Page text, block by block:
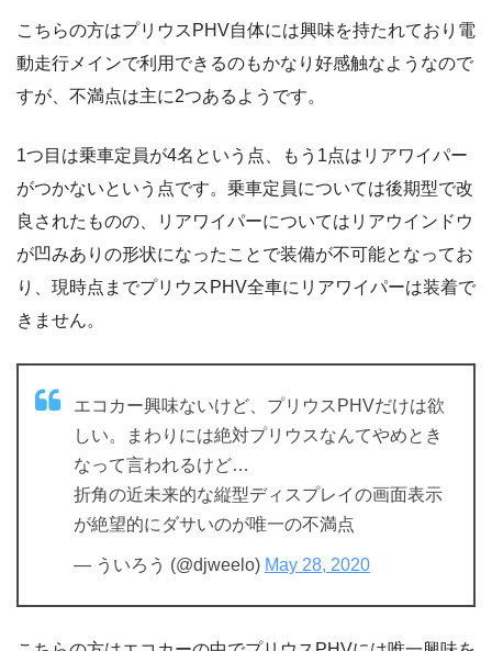
こちらの方はプリウスPHV自体には興味を持たれており電
動走行メインで利用できるのもかなり好感触なようなので
すが、不満点は主に2つあるようです。
1つ目は乗車定員が4名という点、もう1点はリアワイパー
がつかないという点です。乗車定員については後期型で改
良されたものの、リアワイパーについてはリアウインドウ
が凹みありの形状になったことで装備が不可能となってお
り、現時点までプリウスPHV全車にリアワイパーは装着で
きません。
エコカー興味ないけど、プリウスPHVだけは欲
しい。まわりには絶対プリウスなんてやめとき
なって言われるけど…
折角の近未来的な縦型ディスプレイの画面表示
が絶望的にダサいのが唯一の不満点
— ういろう (@djweelo) May 28, 2020